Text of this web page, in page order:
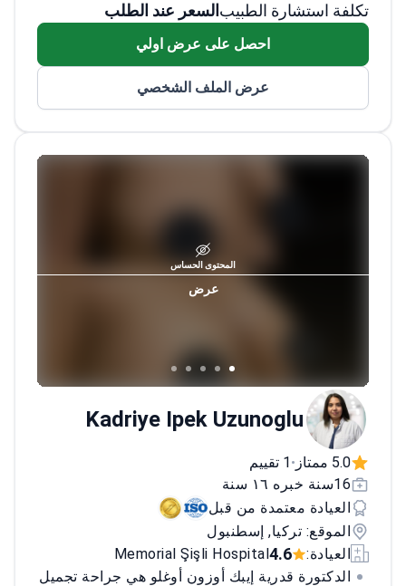
مستشفى ليف أولوس. مع التركيز على جراحة
السمنة والتمثيل الغذائي، شارك في أكثر من 1000
حالة على مدى ست سنوات. تمتد خبرته إلى جراحة
والإجراءات التنظيرية، بما في ذلك الفتق وأمراض
إلى 2020، وحصل على لقب أستاذ مشارك.<\/p>
تكلفة استشارة الطبيب السعر عند الطلب
احصل على عرض اولي
عرض الملف الشخصي
المحتوى الحساس
عرض
Kadriye Ipek Uzunoglu
5.0 ممتاز •1 تقييم
16سنة خبره ١٦ سنة
العيادة معتمدة من قبل
الموقع: تركيا, إسطنبول
العيادة:
4.6
Memorial Şişli Hospital
الدكتورة قدرية إيبك أوزون أوغلو هي جراحة تجميل